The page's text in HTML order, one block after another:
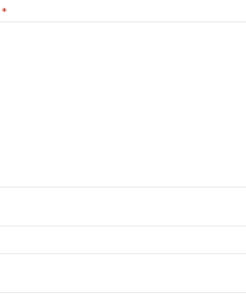
*